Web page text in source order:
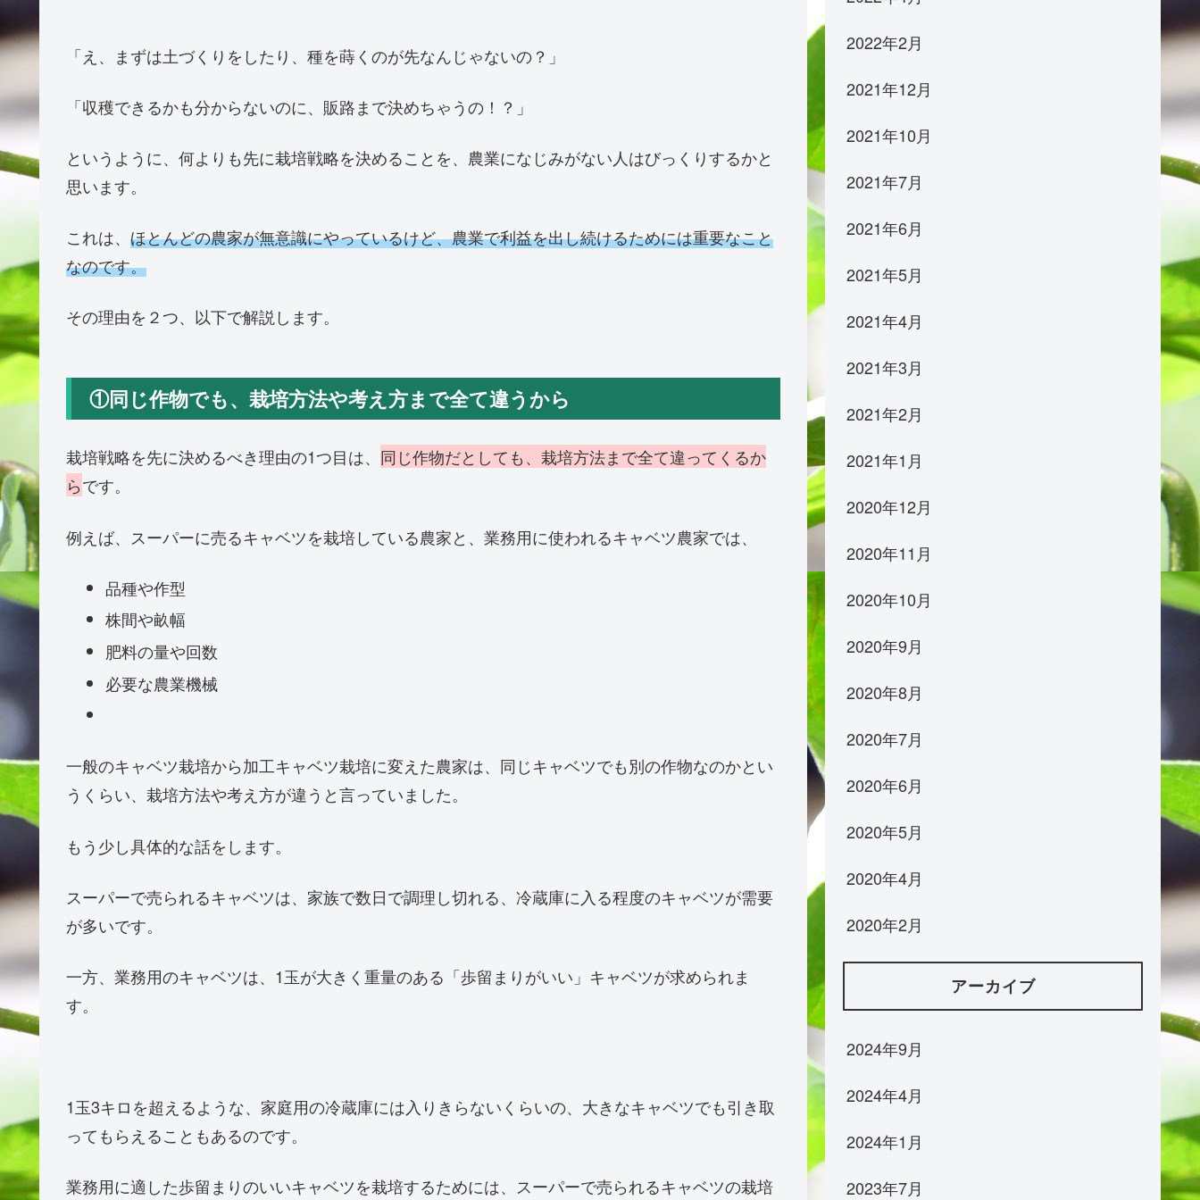
「え、まずは土づくりをしたり、種を蒔くのが先なんじゃないの？」
「収穫できるかも分からないのに、販路まで決めちゃうの！？」
というように、何よりも先に栽培戦略を決めることを、農業になじみがない人はびっくりするかと
思います。
これは、 ほとんどの農家が無意識にやっているけど、農業で利益を出し続けるためには重要なこと
なのです。
その理由を２つ、以下で解説します。
①同じ作物でも、栽培方法や考え方まで全て違うから
栽培戦略を先に決めるべき理由の1つ目は、 同じ作物だとしても、栽培方法まで全て違ってくるか
らです。
例えば、スーパーに売るキャベツを栽培している農家と、業務用に使われるキャベツ農家では、
品種や作型
株間や畝幅
肥料の量や回数
必要な農業機械
一般のキャベツ栽培から加工キャベツ栽培に変えた農家は、同じキャベツでも別の作物なのかとい
うくらい、栽培方法や考え方が違うと言っていました。
もう少し具体的な話をします。
スーパーで売られるキャベツは、家族で数日で調理し切れる、冷蔵庫に入る程度のキャベツが需要
が多いです。
一方、業務用のキャベツは、1玉が大きく重量のある「歩留まりがいい」キャベツが求められま
す。
1玉3キロを超えるような、家庭用の冷蔵庫には入りきらないくらいの、大きなキャベツでも引き取
ってもらえることもあるのです。
業務用に適した歩留まりのいいキャベツを栽培するためには、スーパーで売られるキャベツの栽培
2022年2月
2021年12月
2021年10月
2021年7月
2021年6月
2021年5月
2021年4月
2021年3月
2021年2月
2021年1月
2020年12月
2020年11月
2020年10月
2020年9月
2020年8月
2020年7月
2020年6月
2020年5月
2020年4月
2020年2月
アーカイブ
2024年9月
2024年4月
2024年1月
2023年7月